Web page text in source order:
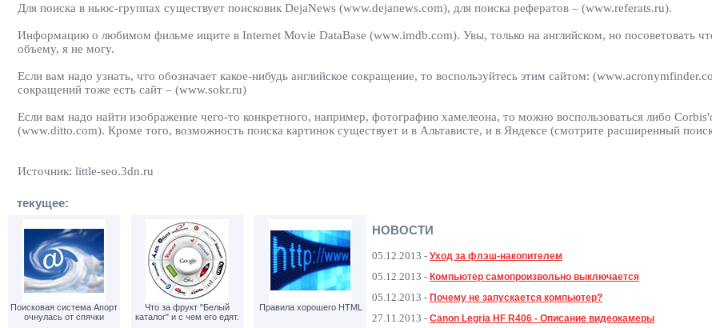
Для поиска в ньюс-группах существует поисковик DejaNews (www.dejanews.com), для поиска рефератов – (www.referats.ru).
Информацию о любимом фильме ищите в Internet Movie DataBase (www.imdb.com). Увы, только на английском, но посоветовать
объему, я не могу.
Если вам надо узнать, что обозначает какое-нибудь английское сокращение, то воспользуйтесь этим сайтом:
сокращений тоже есть сайт – (www.sokr.ru)
Если вам надо найти изображение чего-то конкретного, например, фотографию хамелеона, то можно воспользоваться либо
(www.ditto.com). Кроме того, возможность поиска картинок существует и в Альтависте, и в Яндексе (смотрите расширенный
Источник: little-seo.3dn.ru
текущее:
Поисковая система Апорт
очнулась от спячки
Что за фрукт "Белый
каталог" и с чем его едят.
Правила хорошего HTML
НОВОСТИ
05.12.2013 - Уход за флэш-накопителем
05.12.2013 - Компьютер самопроизвольно выключается
05.12.2013 - Почему не запускается компьютер?
27.11.2013 - Canon Legria HF R406 - Описание видеокамеры